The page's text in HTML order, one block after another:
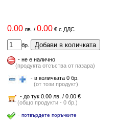
0.00 лв. / 0.00 € с ДДС
бр. Добави в количката
- не е налично
(продукта отсъства от пазара)
- в количката 0 бр.
(от този продукт)
- до тук 0.00 лв. / 0.00 €
(общо продукти - 0 бр.)
- потвърдете поръчките